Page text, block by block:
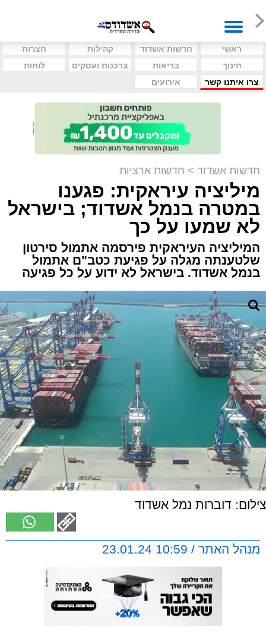
ראשי חדשות אשדוד קהילות
חצרות
חינוך
בריאות צרכנות ועסקים
לוחות
צרו איתנו קשר
אירועים
חדשות אשדוד > חדשות ארציות
מיליציה עיראקית: פגענו
במטרה בנמל אשדוד; בישראל
לא שמעו על כך
המיליציה העיראקית פירסמה אתמול סירטון
שלטענתה מגלה על פגיעת כטב"ם אתמול
בנמל אשדוד. בישראל לא ידוע על כל פגיעה
צילום: דוברות נמל אשדוד
מנהל האתר / 10:59 23.01.24